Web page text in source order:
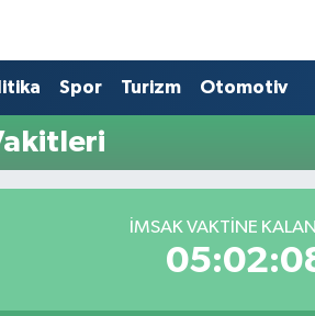
Spor Turizm Otomotiv
İMSAK VAKTINE